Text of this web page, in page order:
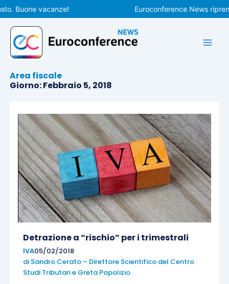
Vai
al
contenuto
Buone vacanze! Euroconference News
Area fiscale
Giorno: Febbraio 5, 2018
Detrazione a “rischio” per i trimestrali
IVA05/02/2018
di Sandro Cerato – Direttore Scientifico del Centro
Studi Tributarie Greta Popolizio